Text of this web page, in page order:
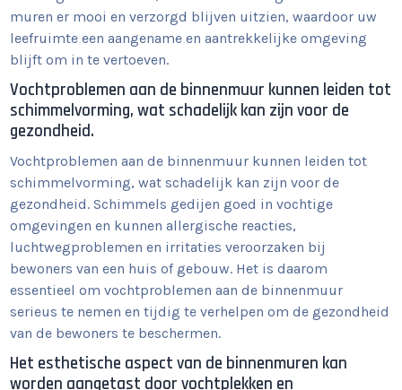
muren er mooi en verzorgd blijven uitzien, waardoor uw
leefruimte een aangename en aantrekkelijke omgeving
blijft om in te vertoeven.
Vochtproblemen aan de binnenmuur kunnen leiden tot
schimmelvorming, wat schadelijk kan zijn voor de
gezondheid.
Vochtproblemen aan de binnenmuur kunnen leiden tot
schimmelvorming, wat schadelijk kan zijn voor de
gezondheid. Schimmels gedijen goed in vochtige
omgevingen en kunnen allergische reacties,
luchtwegproblemen en irritaties veroorzaken bij
bewoners van een huis of gebouw. Het is daarom
essentieel om vochtproblemen aan de binnenmuur
serieus te nemen en tijdig te verhelpen om de gezondheid
van de bewoners te beschermen.
Het esthetische aspect van de binnenmuren kan
worden aangetast door vochtplekken en